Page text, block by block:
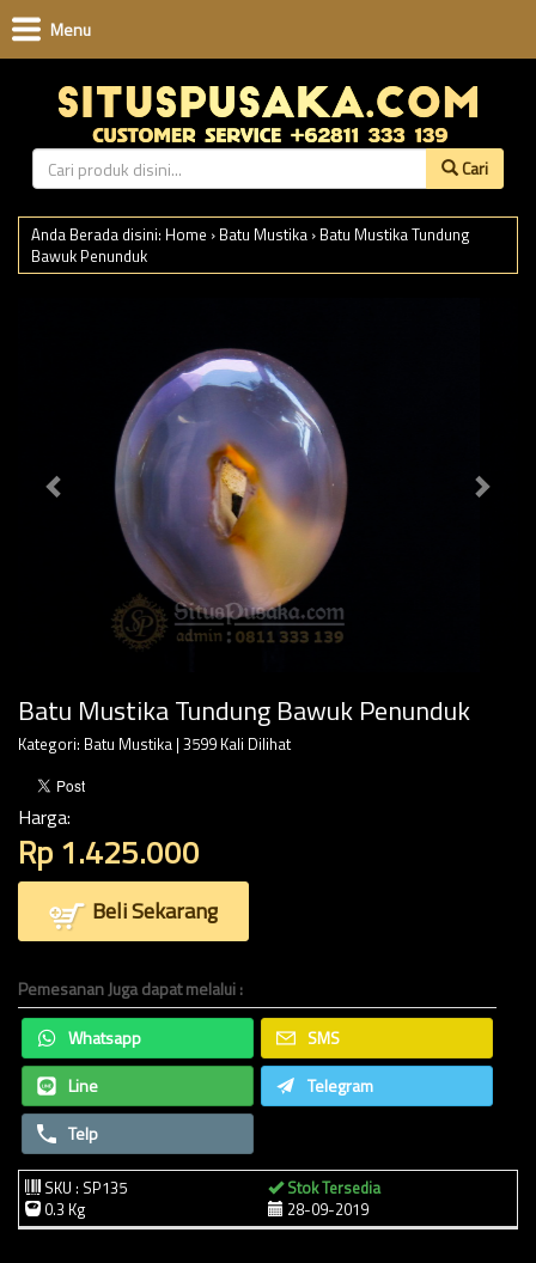
Cari
Menu
Anda Berada disini: Home › Batu Mustika › Batu Mustika Tundung
Bawuk Penunduk
Batu Mustika Tundung Bawuk Penunduk
Kategori: Batu Mustika | 3599 Kali Dilihat
Harga:
Rp 1.425.000
Beli Sekarang
Pemesanan Juga dapat melalui :
Whatsapp
SMS
Line
Telegram
Telp
SKU : SP135
Stok Tersedia
0.3 Kg
28-09-2019